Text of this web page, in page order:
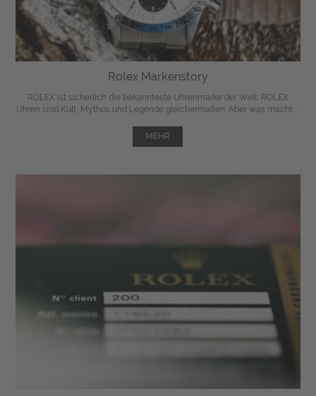
Rolex Markenstory
ROLEX ist sicherlich die bekannteste Uhrenmarke der Welt. ROLEX
Uhren sind Kult, Mythos und Legende gleichermaßen. Aber was macht ...
MEHR